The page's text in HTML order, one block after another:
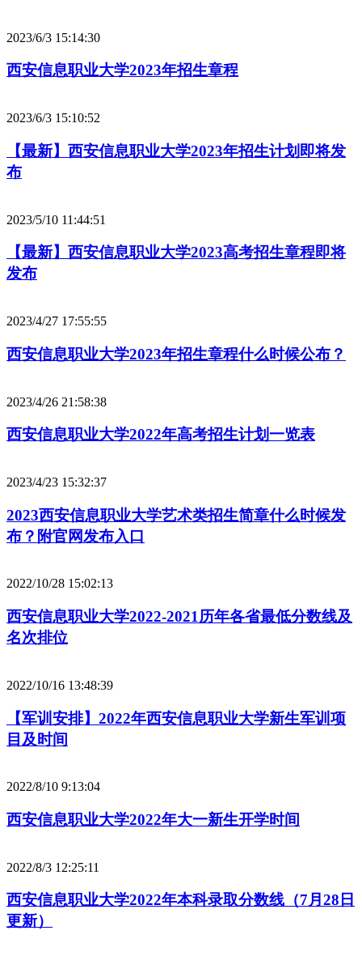
2023/6/3 15:14:30
西安信息职业大学2023年招生章程
2023/6/3 15:10:52
【最新】西安信息职业大学2023年招生计划即将发
布
2023/5/10 11:44:51
【最新】西安信息职业大学2023高考招生章程即将
发布
2023/4/27 17:55:55
西安信息职业大学2023年招生章程什么时候公布？
2023/4/26 21:58:38
西安信息职业大学2022年高考招生计划一览表
2023/4/23 15:32:37
2023西安信息职业大学艺术类招生简章什么时候发
布？附官网发布入口
2022/10/28 15:02:13
西安信息职业大学2022-2021历年各省最低分数线及
名次排位
2022/10/16 13:48:39
【军训安排】2022年西安信息职业大学新生军训项
目及时间
2022/8/10 9:13:04
西安信息职业大学2022年大一新生开学时间
2022/8/3 12:25:11
西安信息职业大学2022年本科录取分数线（7月28日
更新）